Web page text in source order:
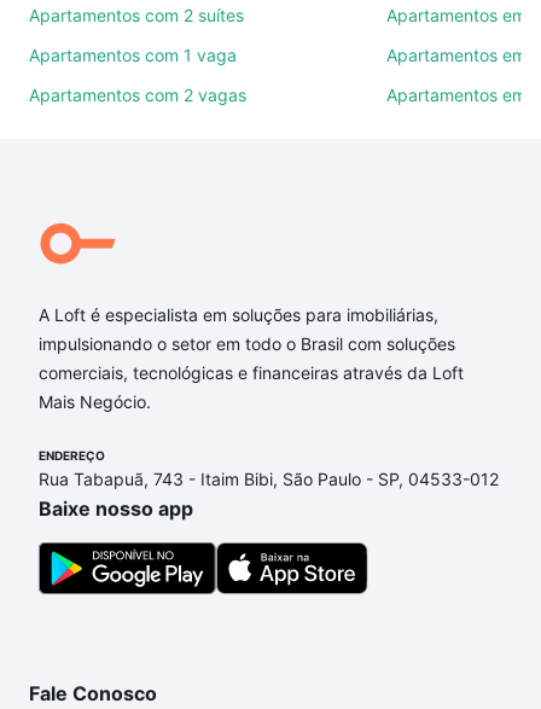
quartos, suítes, com ou sem vaga de garagem para
combinar perfeitamente com o preço, metragem e
comodidades, como piscina, academia, salão de
festas ou área verde e encontrar Apartamentos à
Roque, Bento Gonçalves, RS?
Apartamentos à venda em São Roque, Bento
Gonçalves, RS que custam a partir de R$ 0 e com
nossas opções de financiamento imobiliário as
parcelas podem se adequar ao seu orçamento. Se
processo de compra, veja em nosso portal
custa comprar um apartamento e conte com a
gente para comprar o imóvel dos seus sonhos com
segurança e conforto. Loft, com você até as
chaves.
Apartamentos com 2 suítes
Apartamentos com 1 vaga
Apartamentos com 2 vagas
Apartamentos em
Apartamentos em
Apartamentos em
A Loft é especialista em soluções para imobiliárias,
impulsionando o setor em todo o Brasil com soluções
comerciais, tecnológicas e financeiras através da Loft
Mais Negócio.
ENDEREÇO
Rua Tabapuã, 743 - Itaim Bibi, São Paulo - SP, 04533-012
Baixe nosso app
Fale Conosco